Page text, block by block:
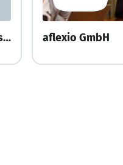
Gabriela Jaecker GmbH Personal- und Nachfolgeberatung für Familienunternehmen aflexio GmbH